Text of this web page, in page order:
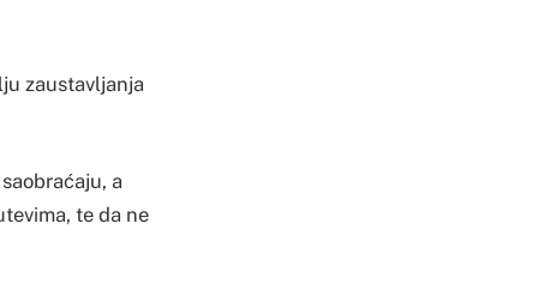
zaustavljanja
a
te da ne